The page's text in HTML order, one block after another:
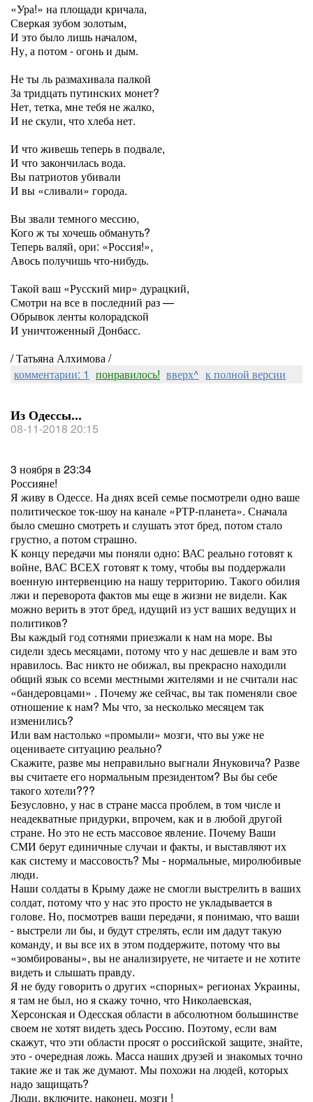
«Ура!» на площади кричала,
Сверкая зубом золотым,
И это было лишь началом,
Ну, а потом - огонь и дым.
Не ты ль размахивала палкой
За тридцать путинских монет?
Нет, тетка, мне тебя не жалко,
И не скули, что хлеба нет.
И что живешь теперь в подвале,
И что закончилась вода.
Вы патриотов убивали
И вы «сливали» города.
Вы звали темного мессию,
Кого ж ты хочешь обмануть?
Теперь валяй, ори: «Россия!»,
Авось получишь что-нибудь.
Такой ваш «Русский мир» дурацкий,
Смотри на все в последний раз —
Обрывок ленты колорадской
И уничтоженный Донбасс.
/ Татьяна Алхимова /
комментарии: 1 понравилось! вверх^ к полной версии
Из Одессы...
08-11-2018 20:15
3 ноября в 23:34
Россияне!
Я живу в Одессе. На днях всей семье посмотрели одно ваше
политическое ток-шоу на канале «РТР-планета». Сначала
было смешно смотреть и слушать этот бред, потом стало
грустно, а потом страшно.
К концу передачи мы поняли одно: ВАС реально готовят к
войне, ВАС ВСЕХ готовят к тому, чтобы вы поддержали
военную интервенцию на нашу территорию. Такого обилия
лжи и переворота фактов мы еще в жизни не видели. Как
можно верить в этот бред, идущий из уст ваших ведущих и
политиков?
Вы каждый год сотнями приезжали к нам на море. Вы
сидели здесь месяцами, потому что у нас дешевле и вам это
нравилось. Вас никто не обижал, вы прекрасно находили
общий язык со всеми местными жителями и не считали нас
«бандеровцами» . Почему же сейчас, вы так поменяли свое
отношение к нам? Мы что, за несколько месяцем так
изменились?
Или вам настолько «промыли» мозги, что вы уже не
оцениваете ситуацию реально?
Скажите, разве мы неправильно выгнали Януковича? Разве
вы считаете его нормальным президентом? Вы бы себе
такого хотели???
Безусловно, у нас в стране масса проблем, в том числе и
неадекватные придурки, впрочем, как и в любой другой
стране. Но это не есть массовое явление. Почему Ваши
СМИ берут единичные случаи и факты, и выставляют их
как систему и массовость? Мы - нормальные, миролюбивые
люди.
Наши солдаты в Крыму даже не смогли выстрелить в ваших
солдат, потому что у нас это просто не укладывается в
голове. Но, посмотрев ваши передачи, я понимаю, что ваши
- выстрели ли бы, и будут стрелять, если им дадут такую
команду, и вы все их в этом поддержите, потому что вы
«зомбированы», вы не анализируете, не читаете и не хотите
видеть и слышать правду.
Я не буду говорить о других «спорных» регионах Украины,
я там не был, но я скажу точно, что Николаевская,
Херсонская и Одесская области в абсолютном большинстве
своем не хотят видеть здесь Россию. Поэтому, если вам
скажут, что эти области просят о российской защите, знайте,
это - очередная ложь. Масса наших друзей и знакомых точно
такие же и так же думают. Мы похожи на людей, которых
надо защищать?
Люди, включите, наконец, мозги !